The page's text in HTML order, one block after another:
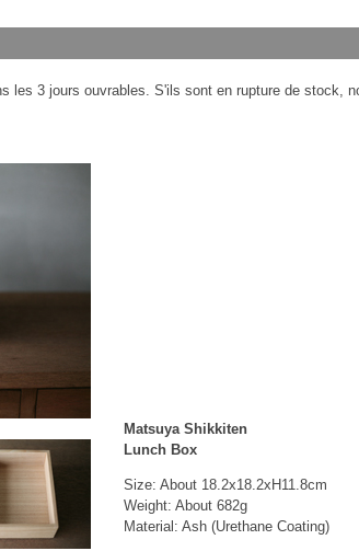
les 3 jours ouvrables. S'ils sont en rupture de stock,
Matsuya Shikkiten
Lunch Box
Size: About 18.2x18.2xH11.8cm
Weight: About 682g
Material: Ash (Urethane Coating)